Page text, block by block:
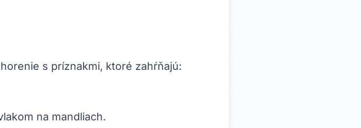
s príznakmi, ktoré zahŕňajú:
na mandliach.